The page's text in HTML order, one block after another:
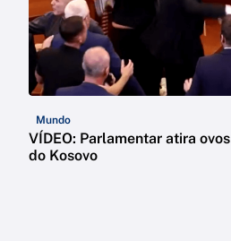
Mundo
VÍDEO: Parlamentar atira
do Kosovo